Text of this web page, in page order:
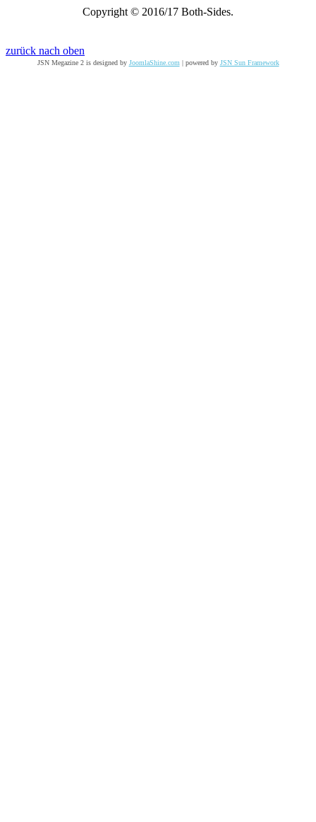
Copyright © 2016/17 Both-Sides.
zurück nach oben
JSN Megazine 2 is designed by JoomlaShine.com | powered by JSN Sun Framework